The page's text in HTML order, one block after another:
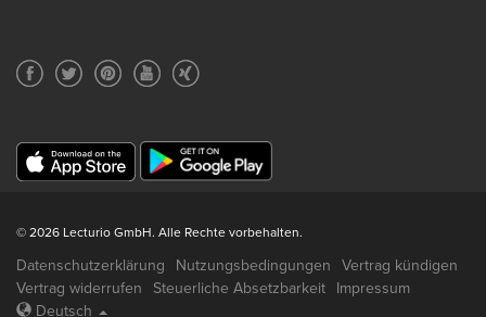
© 2026 Lecturio GmbH. Alle Rechte vorbehalten.
Datenschutzerklärung Nutzungsbedingungen
Vertrag kündigen
Vertrag widerrufen
Steuerliche Absetzbarkeit
Impressum
Deutsch